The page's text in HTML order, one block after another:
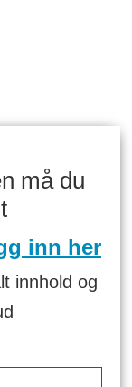
må du
inn her
innhold og